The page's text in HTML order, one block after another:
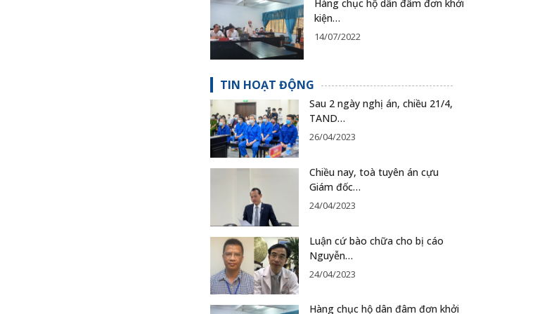
Hàng chục hộ dân đâm đơn khởi
kiện…
14/07/2022
TIN HOẠT ĐỘNG
Sau 2 ngày nghị án, chiều 21/4,
TAND…
26/04/2023
Chiều nay, toà tuyên án cựu
Giám đốc…
24/04/2023
Luận cứ bào chữa cho bị cáo
Nguyễn…
24/04/2023
Hàng chục hộ dân đâm đơn khởi